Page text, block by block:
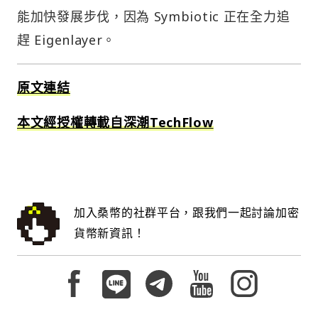
趕 Eigenlayer。
原文連結
本文經授權轉載自深潮TechFlow
貨幣新資訊！